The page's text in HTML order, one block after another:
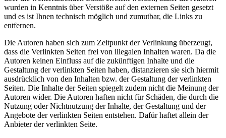
wurden in Kenntnis über Verstöße auf den externen Seiten gesetzt
und es ist Ihnen technisch möglich und zumutbar, die Links zu
entfernen.
Die Autoren haben sich zum Zeitpunkt der Verlinkung überzeugt,
dass die Verlinkten Seiten frei von illegalen Inhalten waren. Da die
Autoren keinen Einfluss auf die zukünftigen Inhalte und die
Gestaltung der verlinkten Seiten haben, distanzieren sie sich hiermit
ausdrücklich von den Inhalten bzw. der Gestaltung der verlinkten
Seiten. Die Inhalte der Seiten spiegelt zudem nicht die Meinung der
Autoren wider. Die Autoren haften nicht für Schäden, die durch die
Nutzung oder Nichtnutzung der Inhalte, der Gestaltung und der
Angebote der verlinkten Seiten entstehen. Dafür haftet allein der
Anbieter der verlinkten Seite.